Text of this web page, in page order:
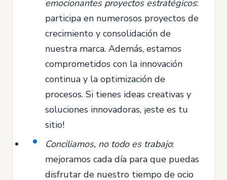
emocionantes proyectos estratégicos:
participa en numerosos proyectos de
crecimiento y consolidación de
nuestra marca. Además, estamos
comprometidos con la innovación
continua y la optimización de
procesos. Si tienes ideas creativas y
soluciones innovadoras, ¡este es tu
sitio!
Conciliamos, no todo es trabajo:
mejoramos cada día para que puedas
disfrutar de nuestro tiempo de ocio